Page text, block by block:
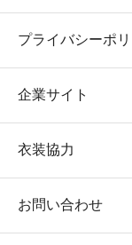
プライバシーポ
企業サイト
衣装協力
お問い合わせ